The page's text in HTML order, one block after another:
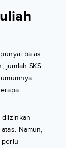
batas
jumlah SKS
Namun,
perlu